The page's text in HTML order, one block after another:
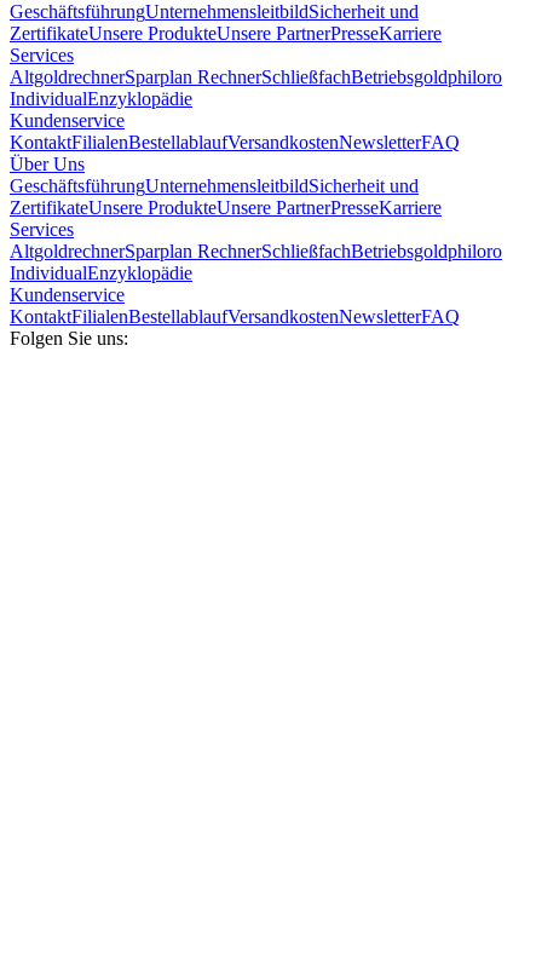
GeschäftsführungUnternehmensleitbildSicherheit und
ZertifikateUnsere ProdukteUnsere PartnerPresseKarriere
Services
AltgoldrechnerSparplan RechnerSchließfachBetriebsgoldphiloro
IndividualEnzyklopädie
Kundenservice
KontaktFilialenBestellablaufVersandkostenNewsletterFAQ
Über Uns
GeschäftsführungUnternehmensleitbildSicherheit und
ZertifikateUnsere ProdukteUnsere PartnerPresseKarriere
Services
AltgoldrechnerSparplan RechnerSchließfachBetriebsgoldphiloro
IndividualEnzyklopädie
Kundenservice
KontaktFilialenBestellablaufVersandkostenNewsletterFAQ
Folgen Sie uns: